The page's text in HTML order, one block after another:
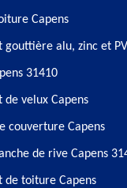
Capens
gouttière alu, zinc et
31410
de velux Capens
couverture Capens
de rive Capens
de toiture Capens